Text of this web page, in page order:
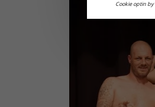
Cookie optin by